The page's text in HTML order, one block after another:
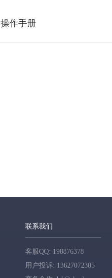
操作手册
联系我们
客服QQ: 198876378
用户投诉: 13627072305